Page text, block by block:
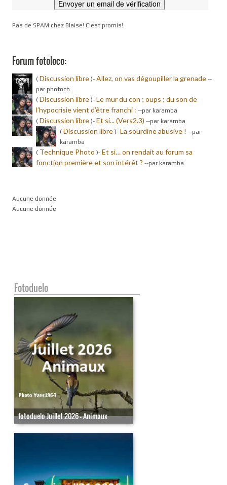
Pas de SPAM chez Blaise! C'est promis!
Forum fotoloco:
( Discussion libre )- Allez, on vas dégoupiller la grenade --
par photoch
( Discussion libre )- Le mur du con ; oups ; du son de
l’hypocrisie vient d’être franchi : --par karamba
( Discussion libre )- Et si... (Vers2.3) --par karamba
( Discussion libre )- La sourdine abusive ! --par
karamba
( Technique Photo )- Et si… on rendait au forum sa
fonction première et son intérêt ? --par karamba
Aucune donnée
Aucune donnée
Fotoduelo
fotoduelo Juillet 2026 - Animaux